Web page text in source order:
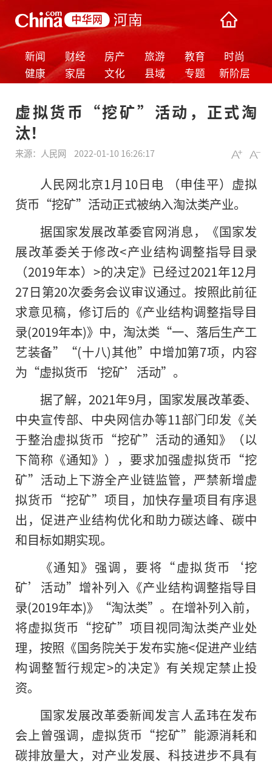
新闻 财经 房产 旅游 教育
时尚
健康
家居 文化 县域 专题 新阶层
虚拟货币“挖矿”活动，正式淘
汰！
来源： 人民网 2022-01-10 16:26:17
人民网北京1月10日电 （申佳平）虚拟
货币“挖矿”活动正式被纳入淘汰类产业。
据国家发展改革委官网消息，《国家发
展改革委关于修改<产业结构调整指导目录
（2019年本）>的决定》已经过2021年12月
27日第20次委务会议审议通过。按照此前征
求意见稿，修订后的《产业结构调整指导目
录(2019年本)》中，淘汰类“一、落后生产工
艺装备”“(十八)其他”中增加第7项，内容
为“虚拟货币‘挖矿’活动”。
据了解，2021年9月，国家发展改革委、
中央宣传部、中央网信办等11部门印发《关
于整治虚拟货币“挖矿”活动的通知》（以
下简称《通知》），要求加强虚拟货币“挖
矿”活动上下游全产业链监管，严禁新增虚
拟货币“挖矿”项目，加快存量项目有序退
出，促进产业结构优化和助力碳达峰、碳中
和目标如期实现。
《通知》强调，要将“虚拟货币‘挖
矿’活动”增补列入《产业结构调整指导目
录(2019年本)》“淘汰类”。在增补列入前，
将虚拟货币“挖矿”项目视同淘汰类产业处
理，按照《国务院关于发布实施<促进产业结
构调整暂行规定>的决定》有关规定禁止投
资。
国家发展改革委新闻发言人孟玮在发布
会上曾强调，虚拟货币“挖矿”能源消耗和
碳排放量大，对产业发展、科技进步不具有